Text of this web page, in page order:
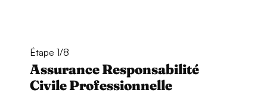
Étape 1/8
Assurance Responsabilité
Civile Professionnelle